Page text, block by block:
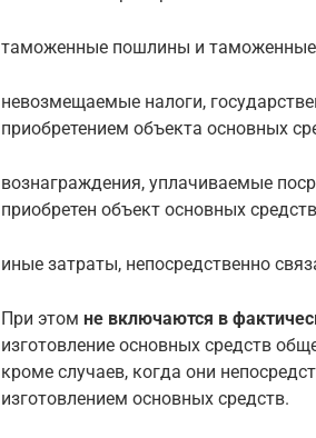
таможенные пошлины и
невозмещаемые налоги,
приобретением объекта основных
вознаграждения, уплачиваемые
приобретен объект основных
иные затраты, непосредственно
При этом не включаются в
изготовление основных средств
кроме случаев, когда они
изготовлением основных средств.